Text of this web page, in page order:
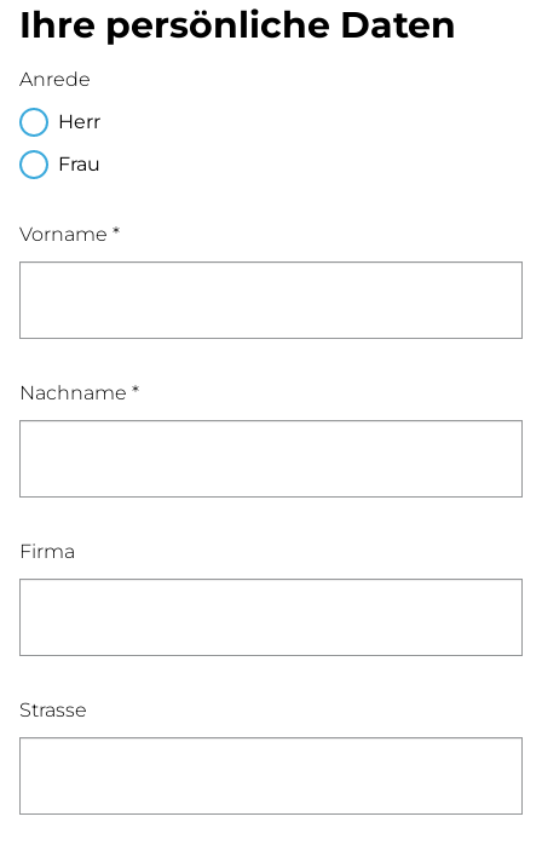
Ihre persönliche Daten
Anrede
Herr
Frau
Vorname *
Nachname *
Firma
Strasse